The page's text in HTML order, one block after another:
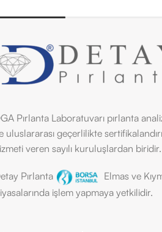
Pırlanta Laboratuvarı pırlanta
uluslararası geçerlilikte
veren sayılı kuruluşlardan biridir.
Pırlanta
Elmas ve
işlem yapmaya yetkilidir.